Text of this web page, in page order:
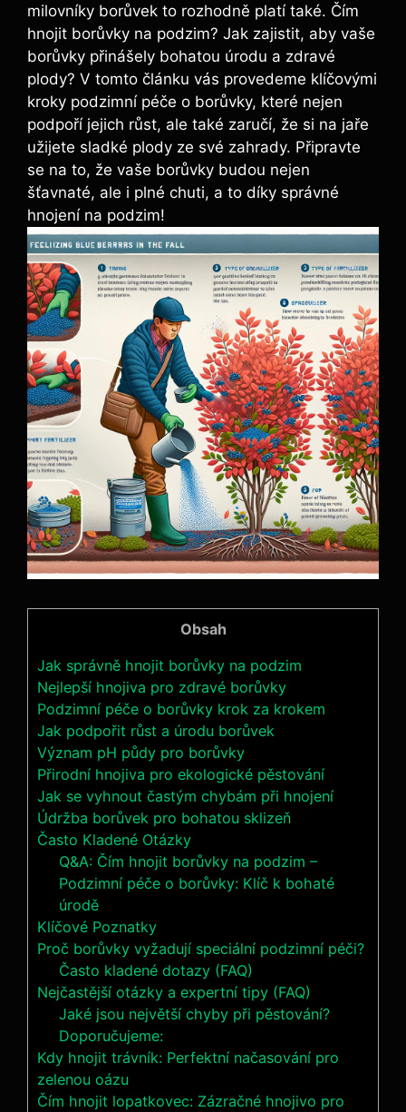
milovníky⁢ borůvek ⁢to ⁢rozhodně platí také. Čím
hnojit borůvky ​na podzim?⁣ Jak zajistit,‍ aby vaše
borůvky přinášely ⁢bohatou úrodu a ⁣zdravé⁣
plody? V tomto⁣ článku vás provedeme ​klíčovými⁢
kroky podzimní ⁢péče o borůvky, ​které nejen
podpoří jejich ⁢růst, ale ​také zaručí, ‍že‌ si na jaře
užijete sladké plody ⁣ze své zahrady.​ Připravte
se na to,‌ že vaše borůvky budou nejen
šťavnaté, ale‌ i​ plné chuti, a ​to díky správné
hnojení na podzim!
Obsah
Jak správně⁣ hnojit borůvky na podzim
Nejlepší hnojiva pro zdravé borůvky
Podzimní péče‍ o borůvky krok za krokem
Jak podpořit růst a úrodu borůvek
Význam pH ⁢půdy pro borůvky
Přirodní hnojiva pro ekologické pěstování
Jak se vyhnout ⁣častým chybám při hnojení
Údržba borůvek ‍pro ⁤bohatou sklizeň
Často Kladené Otázky
Q&A: Čím hnojit‌ borůvky ‍na podzim –
Podzimní péče o borůvky: Klíč ⁢k bohaté
⁤úrodě
Klíčové Poznatky
Proč borůvky vyžadují speciální podzimní péči?
Často kladené dotazy (FAQ)
Nejčastější otázky a expertní tipy (FAQ)
Jaké jsou největší chyby při pěstování?
Doporučujeme:
Kdy hnojit trávník: Perfektní načasování pro
zelenou oázu
Čím hnojit lopatkovec: Zázračné hnojivo pro